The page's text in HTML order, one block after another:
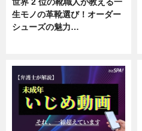
生モノの革靴選び！オーダー
シューズの魅力…